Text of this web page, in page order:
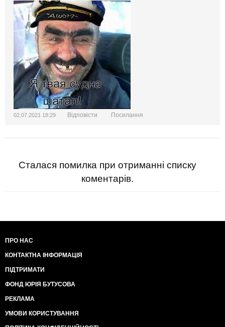
02.07.2021 18:29 Відповісти Посилання
Сталася помилка при отриманні списку
коментарів.
ПРО НАС
КОНТАКТНА ІНФОРМАЦІЯ
ПІДТРИМАТИ
ФОНД ЮРІЯ БУТУСОВА
РЕКЛАМА
УМОВИ КОРИСТУВАННЯ